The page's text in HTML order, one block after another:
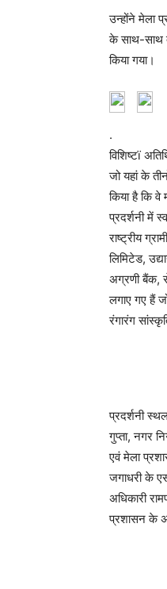
उन्होंने मेला
के साथ-साथ
किया गया।
.
विशिष्टï
जो यहां के
किया है कि
प्रदर्शनी में
राष्ट्रीय
लिमिटेड,
अग्रणी बैंक,
लगाए गए हैं
रंगारंग
प्रदर्शनी
गुप्ता, नगर
एवं मेला
जगाधरी के
अधिकारी
प्रशासन के